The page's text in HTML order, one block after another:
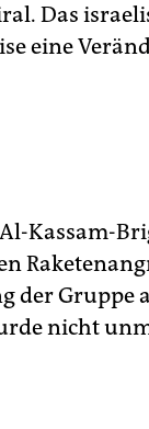
Das
eine
Kassam-
der Gruppe
nicht